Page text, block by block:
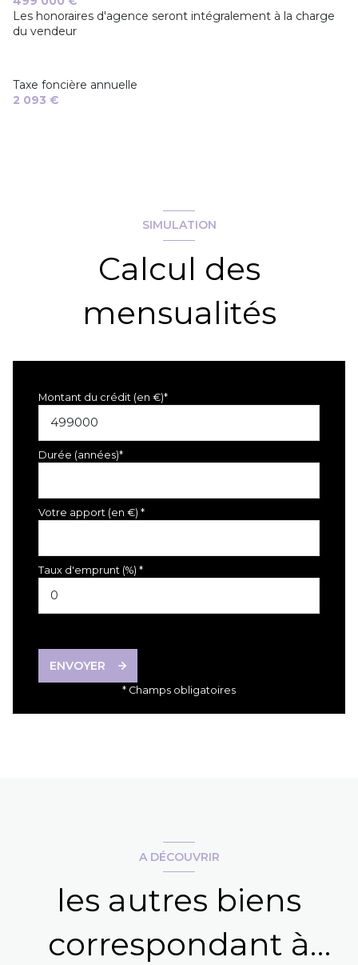
Les honoraires d'agence seront intégralement à la charge
du vendeur
Taxe foncière annuelle
2 093 €
SIMULATION
Calcul des
mensualités
Montant du crédit (en €)*
Durée (années)*
Votre apport (en €) *
Taux d'emprunt (%) *
ENVOYER
* Champs obligatoires
A DÉCOUVRIR
les autres biens
correspondant à